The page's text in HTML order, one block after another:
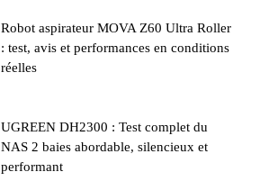
Robot aspirateur MOVA Z60 Ultra Roller
: test, avis et performances en conditions
réelles
UGREEN DH2300 : Test complet du
NAS 2 baies abordable, silencieux et
performant